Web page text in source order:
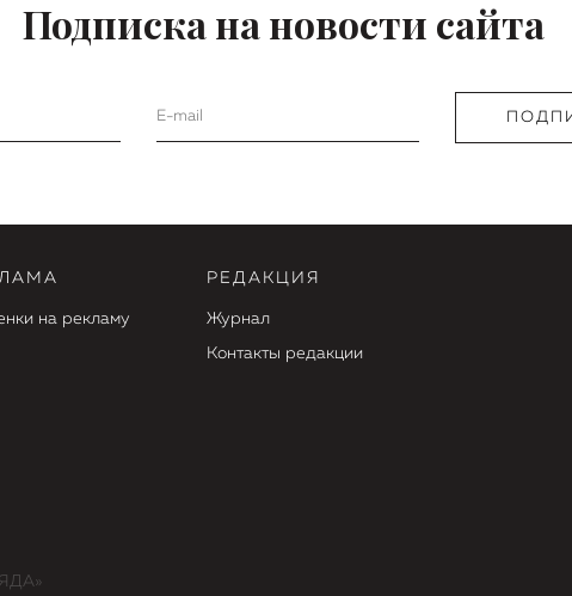
Подписка на новости сайта
на рекламу
РЕДАКЦИЯ
Журнал
Контакты редакции